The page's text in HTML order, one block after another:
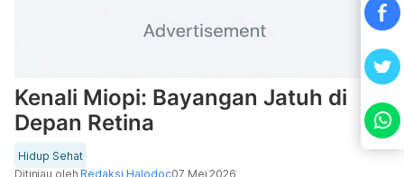
Kenali Miopi: Bayangan Jatuh di
Depan Retina
Hidup Sehat
Ditinjau oleh Redaksi Halodoc07 Mei 2026